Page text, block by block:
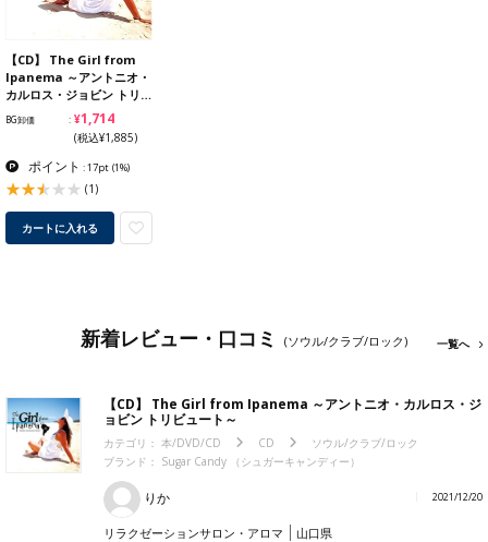
【CD】 The Girl from
Ipanema ～アントニオ・
カルロス・ジョビン トリ…
BG卸価 ¥1,714
(税込¥1,885)
ポイント : 17pt (1%)
(1)
カートに入れる
新着レビュー・口コミ (ソウル/クラブ/ロック) 一覧へ
【CD】 The Girl from Ipanema ～アントニオ・カルロス・ジ
ョビン トリビュート～
カテゴリ： 本/DVD/CD CD
ソウル/クラブ/ロック
ブランド： Sugar Candy （シュガーキャンディー）
りか 2021/12/20
リラクゼーションサロン・アロマ 山口県